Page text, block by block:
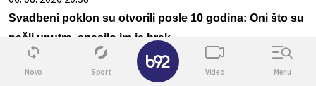
Svadbeni poklon su otvorili posle 10 godina: Oni što su
našli unutra, spasilo im je brak
Novo Sport Video Menu
✕